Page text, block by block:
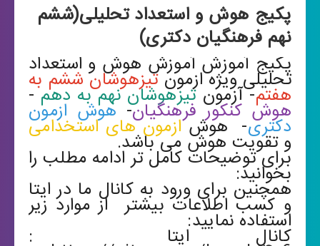
پکیج هوش و استعداد تحلیلی(ششم
نهم فرهنگیان دکتری)
پکیج آموزش آموزش هوش و استعداد
تحلیلی ویژه ازمونتیزهوشان ششم به
هفتم- آزمونتیزهوشان نهم به دهم-
هوش کنکور فرهنگیان- هوش ازمون
دکتری- هوشازمون های استخدامی
و تقویت هوش می باشد.
برای توضیحات کامل تر ادامه مطلب را
بخوانید:
همچنین برای ورود به کانال ما در ایتا
و کسب اطلاعات بیشتر از موارد زیر
استفاده نمایید:
کانال ایتا :